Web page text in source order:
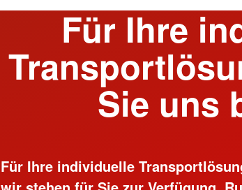
Für Ihre
Sie uns
Für Ihre individuelle